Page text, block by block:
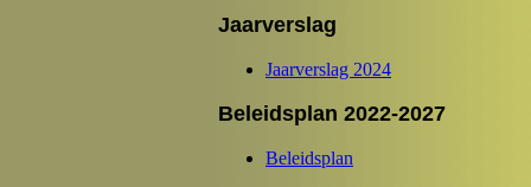
Jaarverslag
Jaarverslag 2024
Beleidsplan 2022-2027
Beleidsplan